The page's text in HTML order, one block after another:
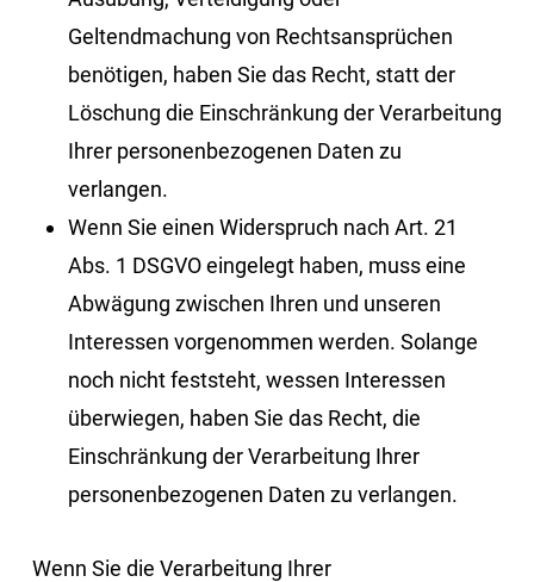
Geltendmachung von Rechtsansprüchen
benötigen, haben Sie das Recht, statt der
Löschung die Einschränkung der Verarbeitung
Ihrer personenbezogenen Daten zu
verlangen.
Wenn Sie einen Widerspruch nach Art. 21
Abs. 1 DSGVO eingelegt haben, muss eine
Abwägung zwischen Ihren und unseren
Interessen vorgenommen werden. Solange
noch nicht feststeht, wessen Interessen
überwiegen, haben Sie das Recht, die
Einschränkung der Verarbeitung Ihrer
personenbezogenen Daten zu verlangen.
Wenn Sie die Verarbeitung Ihrer